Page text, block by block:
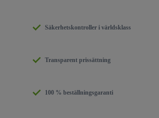
Säkerhetskontroller i världsklass
Transparent prissättning
100 % beställningsgaranti